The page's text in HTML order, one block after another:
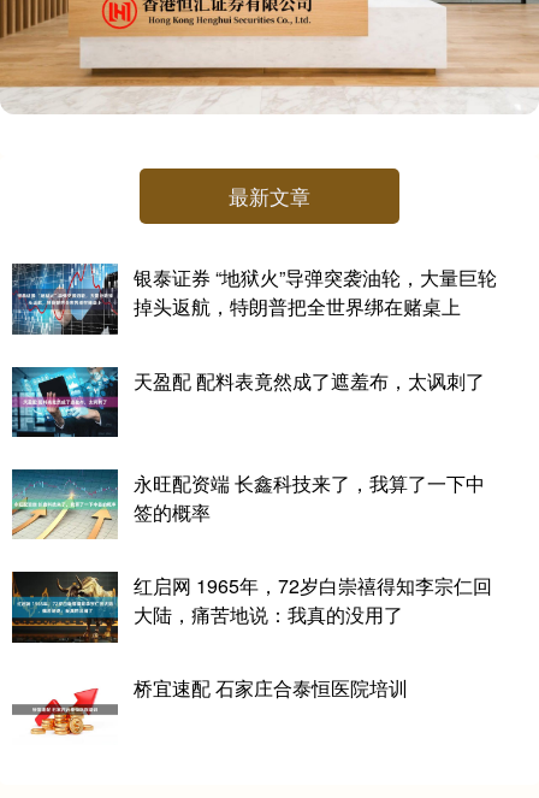
最新文章
银泰证券 “地狱火”导弹突袭油轮，大量巨轮
掉头返航，特朗普把全世界绑在赌桌上
天盈配 配料表竟然成了遮羞布，太讽刺了
永旺配资端 长鑫科技来了，我算了一下中
签的概率
红启网 1965年，72岁白崇禧得知李宗仁回
大陆，痛苦地说：我真的没用了
桥宜速配 石家庄合泰恒医院培训